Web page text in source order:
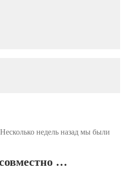
недель назад мы были
…